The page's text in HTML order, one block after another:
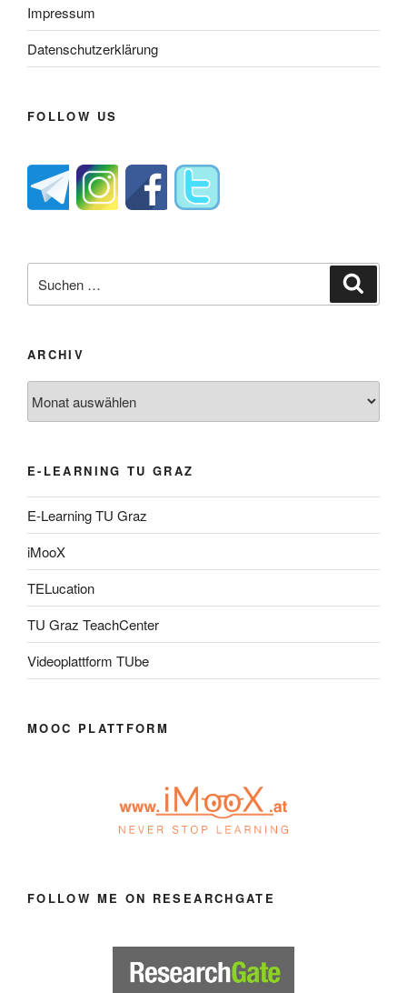
Impressum
Datenschutzerklärung
FOLLOW US
nach:
ARCHIV
E-LEARNING TU GRAZ
E-Learning TU Graz
iMooX
TELucation
TU Graz TeachCenter
Videoplattform TUbe
MOOC PLATTFORM
FOLLOW ME ON RESEARCHGATE